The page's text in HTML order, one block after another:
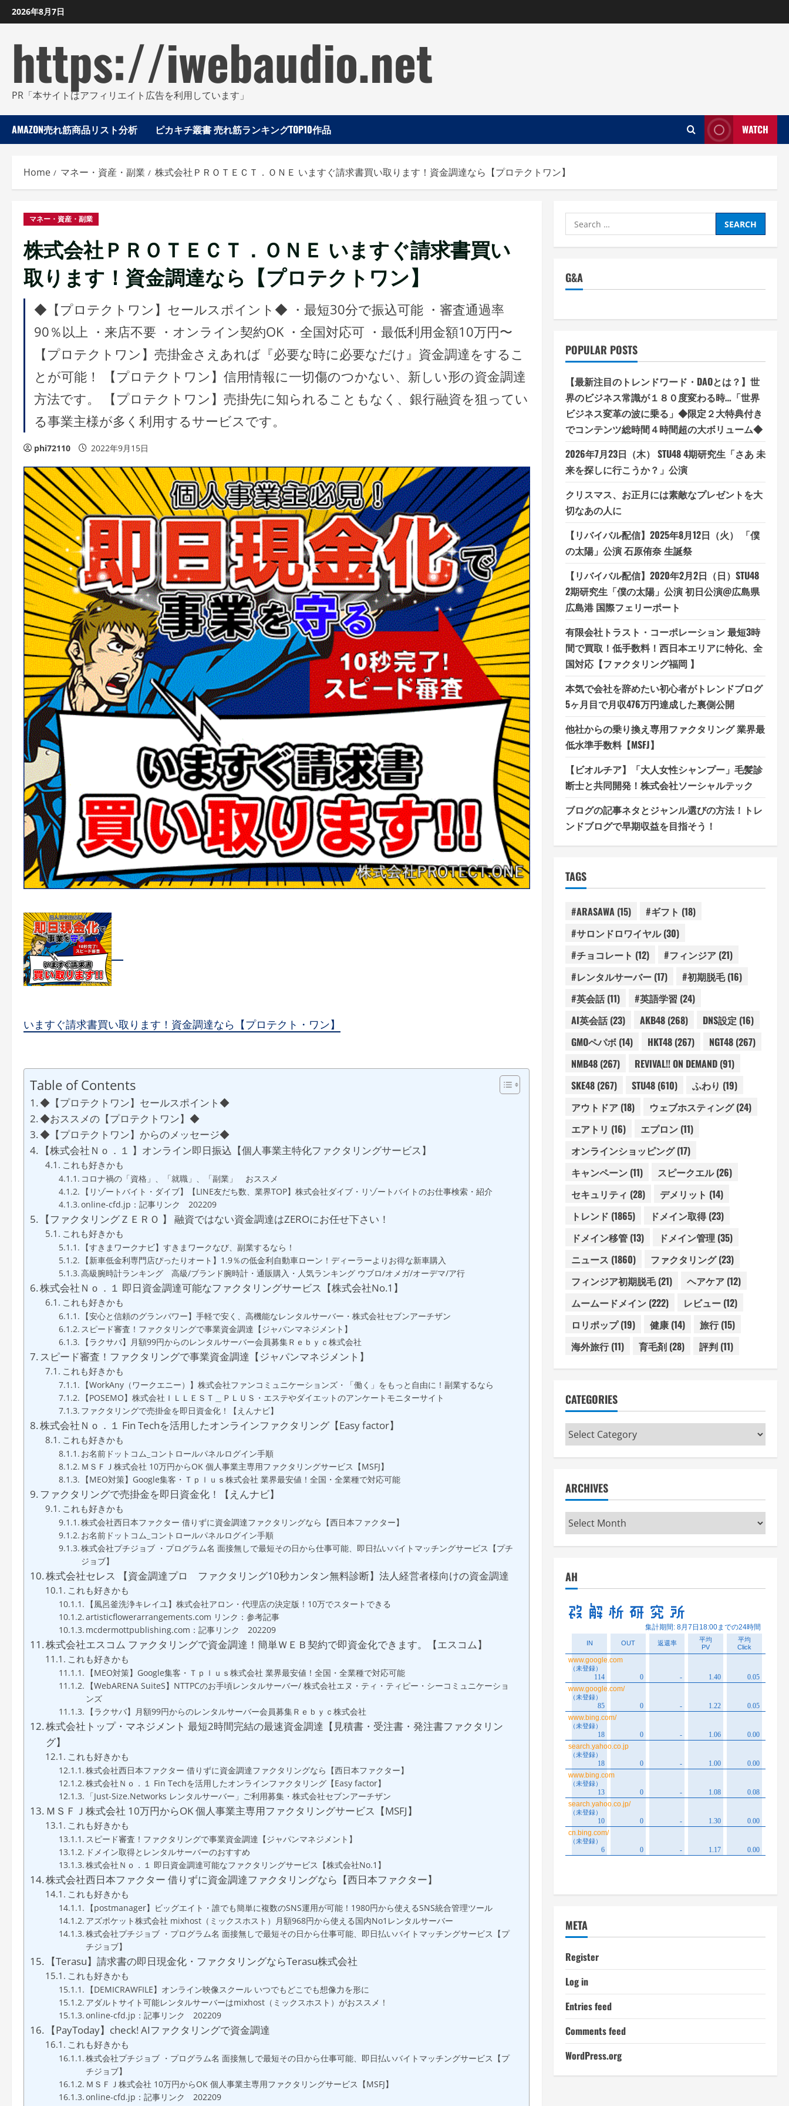
Skip
to
2026年8月7日
https://iwebaudio.net
PR「本サイトはアフィリエイト広告を利用しています」
AMAZON売れ筋商品リスト分析 ピカキチ叢書 売れ筋ランキングTOP10作品 WATCH
Home マネー・資産・副業 株式会社ＰＲＯＴＥＣＴ．ＯＮＥ いますぐ請求書買い取ります！資金調達なら【プロテクトワン】
マネー・資産・副業
株式会社ＰＲＯＴＥＣＴ．ＯＮＥ いますぐ請求書買い
取ります！資金調達なら【プロテクトワン】
◆【プロテクトワン】セールスポイント◆ ・最短30分で振込可能 ・審査通過率
90％以上 ・来店不要 ・オンライン契約OK ・全国対応可 ・最低利用金額10万円〜
【プロテクトワン】売掛金さえあれば『必要な時に必要なだけ』資金調達をするこ
とが可能！ 【プロテクトワン】信用情報に一切傷のつかない、新しい形の資金調達
方法です。 【プロテクトワン】売掛先に知られることもなく、銀行融資を狙ってい
る事業主様が多く利用するサービスです。
phi72110 2022年9月15日
いますぐ請求書買い取ります！資金調達なら【プロテクト・ワン】
Table of Contents
◆【プロテクトワン】セールスポイント◆
◆おススメの【プロテクトワン】◆
◆【プロテクトワン】からのメッセージ◆
【株式会社Ｎｏ．１ 】オンライン即日振込【個人事業主特化ファクタリングサービス】
これも好きかも
コロナ禍の「資格」、「就職」、「副業」 おススメ
【リゾートバイト・ダイブ】【LINE友だち数、業界TOP】株式会社ダイブ・リゾートバイトのお仕事検索・紹介
online-cfd.jp：記事リンク 202209
【ファクタリングＺＥＲＯ 】 融資ではない資金調達はZEROにお任せ下さい！
これも好きかも
【すきまワークナビ】すきまワークなび、副業するなら！
【新車低金利専門店ぴったりオート】1.9％の低金利自動車ローン！ディーラーよりお得な新車購入
高級腕時計ランキング 高級/ブランド腕時計・通販購入・人気ランキング ウブロ/オメガ/オーデマ/ア行
株式会社Ｎｏ．１ 即日資金調達可能なファクタリングサービス【株式会社No.1】
これも好きかも
【安心と信頼のグランパワー】手軽で安く、高機能なレンタルサーバー・株式会社セブンアーチザン
スピード審査！ファクタリングで事業資金調達【ジャパンマネジメント】
【ラクサバ】月額99円からのレンタルサーバー会員募集Ｒｅｂｙｃ株式会社
スピード審査！ファクタリングで事業資金調達【ジャパンマネジメント】
これも好きかも
【WorkAny（ワークエニー）】株式会社ファンコミュニケーションズ・「働く」をもっと自由に！副業するなら
【POSEMO】株式会社ＩＬＬＥＳＴ＿ＰＬＵＳ・エステやダイエットのアンケートモニターサイト
ファクタリングで売掛金を即日資金化！【えんナビ】
株式会社Ｎｏ．１ Fin Techを活用したオンラインファクタリング【Easy factor】
これも好きかも
お名前ドットコム_コントロールパネルログイン手順
ＭＳＦＪ株式会社 10万円からOK 個人事業主専用ファクタリングサービス【MSFJ】
【MEO対策】Google集客・Ｔｐｌｕｓ株式会社 業界最安値！全国・全業種で対応可能
ファクタリングで売掛金を即日資金化！【えんナビ】
これも好きかも
株式会社西日本ファクター 借りずに資金調達ファクタリングなら【西日本ファクター】
お名前ドットコム_コントロールパネルログイン手順
株式会社プチジョブ ・プログラム名 面接無しで最短その日から仕事可能、即日払いバイトマッチングサービス【プチ
ジョブ】
株式会社セレス 【資金調達プロ ファクタリング10秒カンタン無料診断】法人経営者様向けの資金調達
これも好きかも
【風呂釜洗浄キレイユ】株式会社アロン・代理店の決定版！10万でスタートできる
artisticflowerarrangements.com リンク：参考記事
mcdermottpublishing.com：記事リンク 202209
株式会社エスコム ファクタリングで資金調達！簡単ＷＥＢ契約で即資金化できます。【エスコム】
これも好きかも
【MEO対策】Google集客・Ｔｐｌｕｓ株式会社 業界最安値！全国・全業種で対応可能
【WebARENA SuiteS】NTTPCのお手頃レンタルサーバー/ 株式会社エヌ・ティ・ティピー・シーコミュニケーショ
ンズ
【ラクサバ】月額99円からのレンタルサーバー会員募集Ｒｅｂｙｃ株式会社
株式会社トップ・マネジメント 最短2時間完結の最速資金調達【見積書・受注書・発注書ファクタリン
グ】
これも好きかも
株式会社西日本ファクター 借りずに資金調達ファクタリングなら【西日本ファクター】
株式会社Ｎｏ．１ Fin Techを活用したオンラインファクタリング【Easy factor】
「Just-Size.Networks レンタルサーバー」ご利用募集・株式会社セブンアーチザン
ＭＳＦＪ株式会社 10万円からOK 個人事業主専用ファクタリングサービス【MSFJ】
これも好きかも
スピード審査！ファクタリングで事業資金調達【ジャパンマネジメント】
ドメイン取得とレンタルサーバーのおすすめ
株式会社Ｎｏ．１ 即日資金調達可能なファクタリングサービス【株式会社No.1】
株式会社西日本ファクター 借りずに資金調達ファクタリングなら【西日本ファクター】
これも好きかも
【postmanager】ビッグエイト・誰でも簡単に複数のSNS運用が可能！1980円から使えるSNS統合管理ツール
アズポケット株式会社 mixhost（ミックスホスト）月額968円から使える国内No1レンタルサーバー
株式会社プチジョブ ・プログラム名 面接無しで最短その日から仕事可能、即日払いバイトマッチングサービス【プ
チジョブ】
【Terasu】請求書の即日現金化・ファクタリングならTerasu株式会社
これも好きかも
【DEMICRAWFILE】オンライン映像スクール いつでもどこでも想像力を形に
アダルトサイト可能レンタルサーバーはmixhost（ミックスホスト）がおススメ！
online-cfd.jp：記事リンク 202209
【PayToday】check! AIファクタリングで資金調達
これも好きかも
株式会社プチジョブ ・プログラム名 面接無しで最短その日から仕事可能、即日払いバイトマッチングサービス【プ
チジョブ】
ＭＳＦＪ株式会社 10万円からOK 個人事業主専用ファクタリングサービス【MSFJ】
online-cfd.jp：記事リンク 202209
Search
for:
G&A
POPULAR POSTS
【最新注目のトレンドワード・DAOとは？】世
界のビジネス常識が１８０度変わる時…「世界
ビジネス変革の波に乗る」◆限定２大特典付き
でコンテンツ総時間４時間超の大ボリューム◆
2026年7月23日（木） STU48 4期研究生「さあ 未
来を探しに行こうか？」公演
クリスマス、お正月には素敵なプレゼントを大
切なあの人に
【リバイバル配信】2025年8月12日（火） 「僕
の太陽」公演 石原侑奈 生誕祭
【リバイバル配信】2020年2月2日（日）STU48
2期研究生「僕の太陽」公演 初日公演@広島県
広島港 国際フェリーポート
有限会社トラスト・コーポレーション 最短3時
間で買取！低手数料！西日本エリアに特化、全
国対応【ファクタリング福岡 】
本気で会社を辞めたい初心者がトレンドブログ
5ヶ月目で月収476万円達成した裏側公開
他社からの乗り換え専用ファクタリング 業界最
低水準手数料【MSFJ】
【ビオルチア】「大人女性シャンプー」毛髪診
断士と共同開発！株式会社ソーシャルテック
ブログの記事ネタとジャンル選びの方法！トレ
ンドブログで早期収益を目指そう！
TAGS
#ARASAWA(15) #ギフト (18)
#サロンドロワイヤル(30)
#チョコレート (12) #フィンジア(21)
#レンタルサーバー(17) #初期脱毛(16)
#英会話(11) #英語学習 (24)
AI英会話(23) AKB48(268) DNS設定 (16)
GMOペパボ(14) HKT48(267) NGT48(267)
NMB48(267) REVIVAL!! ON DEMAND(91)
SKE48(267) STU48(610) ふわり (19)
アウトドア(18) ウェブホスティング(24)
エアトリ (16) エプロン(11)
オンラインショッピング(17)
キャンペーン(11) スピークエル(26)
セキュリティ (28) デメリット (14)
トレンド (1865) ドメイン取得(23)
ドメイン移管(13) ドメイン管理 (35)
ニュース (1860) ファクタリング(23)
フィンジア初期脱毛(21) ヘアケア(12)
ムームードメイン(222) レビュー(12)
ロリポップ(19) 健康(14) 旅行(15)
海外旅行(11) 育毛剤(28) 評判(11)
CATEGORIES
Categories
ARCHIVES
Archives
AH
META
Register
Log in
Entries feed
Comments feed
WordPress.org